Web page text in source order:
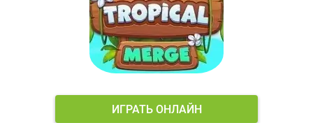
ИГРАТЬ ОНЛАЙН